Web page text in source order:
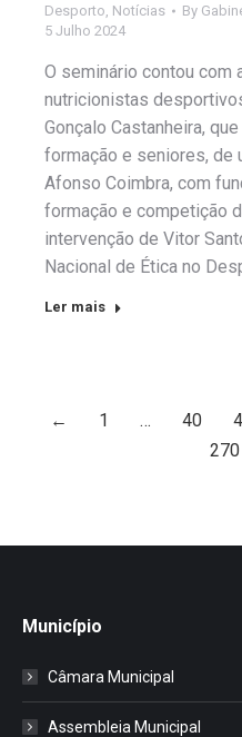
Desporto Notícias By
5 Julho 2024
O seminário contou com
nutricionistas
Gonçalo Castanheira,
formação e seniores, de
Afonso Coimbra, com
formação e competição
intervenção de Vitor
Nacional de Ética no
Ler mais
← 1 … 40
270
Município
Câmara Municipal
Assembleia Municipal